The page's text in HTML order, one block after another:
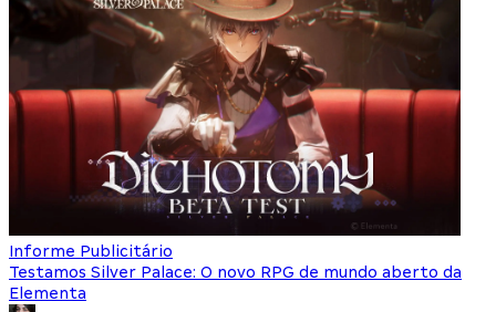
Informe Publicitário
Testamos Silver Palace: O novo RPG de mundo aberto da
Elementa